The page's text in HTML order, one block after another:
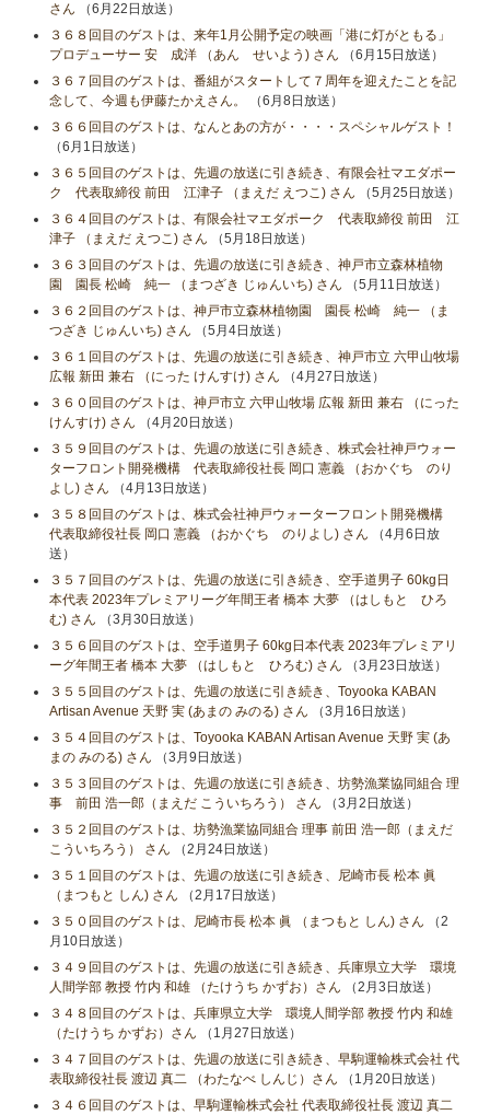
さん （6月22日放送）
３６８回目のゲストは、来年1月公開予定の映画「港に灯がともる」
プロデューサー 安 成洋 （あん せいよう) さん （6月15日放送）
３６７回目のゲストは、番組がスタートして７周年を迎えたことを記
念して、今週も伊藤たかえさん。
（6月8日放送）
３６６回目のゲストは、なんとあの方が・・・・スペシャルゲスト！
（6月1日放送）
３６５回目のゲストは、先週の放送に引き続き、有限会社マエダポー
ク 代表取締役 前田 江津子 （まえだ えつこ) さん （5月25日放送）
３６４回目のゲストは、有限会社マエダポーク 代表取締役 前田 江
津子 （まえだ えつこ) さん （5月18日放送）
３６３回目のゲストは、先週の放送に引き続き、神戸市立森林植物
園 園長 松崎 純一 （まつざき じゅんいち) さん （5月11日放送）
３６２回目のゲストは、神戸市立森林植物園 園長 松崎 純一 （ま
つざき じゅんいち) さん （5月4日放送）
３６１回目のゲストは、先週の放送に引き続き、神戸市立 六甲山牧場
広報 新田 兼右 （にった けんすけ) さん （4月27日放送）
３６０回目のゲストは、神戸市立 六甲山牧場 広報 新田 兼右 （にった
けんすけ) さん （4月20日放送）
３５９回目のゲストは、先週の放送に引き続き、株式会社神戸ウォー
ターフロント開発機構 代表取締役社長 岡口 憲義 （おかぐち のり
よし) さん （4月13日放送）
３５８回目のゲストは、株式会社神戸ウォーターフロント開発機構
代表取締役社長 岡口 憲義 （おかぐち のりよし) さん （4月6日放
送）
３５７回目のゲストは、先週の放送に引き続き、空手道男子 60kg日
本代表 2023年プレミアリーグ年間王者 橋本 大夢 （はしもと ひろ
む) さん （3月30日放送）
３５６回目のゲストは、空手道男子 60kg日本代表 2023年プレミアリ
ーグ年間王者 橋本 大夢 （はしもと ひろむ) さん （3月23日放送）
３５５回目のゲストは、先週の放送に引き続き、Toyooka KABAN
Artisan Avenue 天野 実 (あまの みのる) さん （3月16日放送）
３５４回目のゲストは、Toyooka KABAN Artisan Avenue 天野 実 (あ
まの みのる) さん （3月9日放送）
３５３回目のゲストは、先週の放送に引き続き、坊勢漁業協同組合 理
事 前田 浩一郎（まえだ こういちろう） さん （3月2日放送）
３５２回目のゲストは、坊勢漁業協同組合 理事 前田 浩一郎（まえだ
こういちろう） さん （2月24日放送）
３５１回目のゲストは、先週の放送に引き続き、尼崎市長 松本 眞
（まつもと しん) さん （2月17日放送）
３５０回目のゲストは、尼崎市長 松本 眞 （まつもと しん) さん （2
月10日放送）
３４９回目のゲストは、先週の放送に引き続き、兵庫県立大学 環境
人間学部 教授 竹内 和雄 （たけうち かずお）さん （2月3日放送）
３４８回目のゲストは、兵庫県立大学 環境人間学部 教授 竹内 和雄
（たけうち かずお）さん （1月27日放送）
３４７回目のゲストは、先週の放送に引き続き、早駒運輸株式会社 代
表取締役社長 渡辺 真二 （わたなべ しんじ）さん （1月20日放送）
３４６回目のゲストは、早駒運輸株式会社 代表取締役社長 渡辺 真二